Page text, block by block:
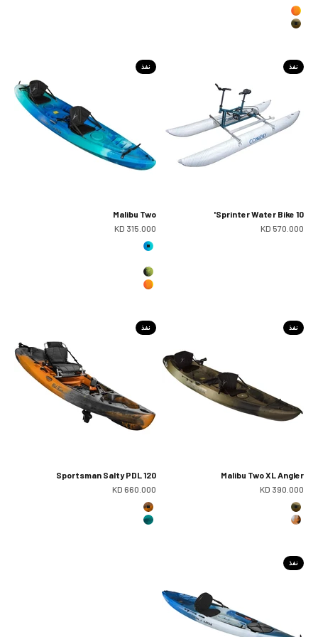
سان رايز
كامو بني
نفذ
Sprinter Water Bike 10'
سعر البيع
570.000 KD
نفذ
Malibu Two
سعر البيع
315.000 KD
سيغلاس
Blue Ahi
كامو ليمونجراس
سان رايز
نفذ
Malibu Two XL Angler
سعر البيع
390.000 KD
كامو بني
أورانج كامو
نفذ
Sportsman Salty PDL 120
سعر البيع
660.000 KD
إمبر كامو
كامو فوتوك
نفذ